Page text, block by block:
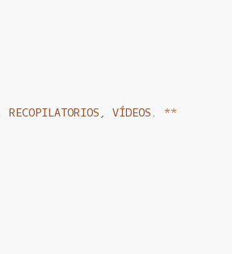
RECOPILATORIOS, VÍDEOS. **